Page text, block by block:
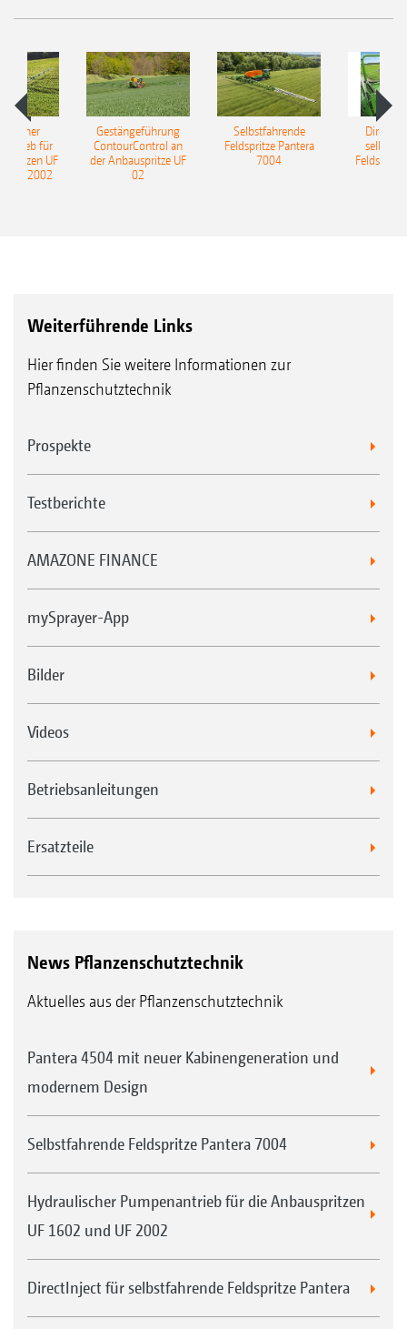
für
UF
UF 2002
Gestängeführung
ContourControl an
der Anbauspritze UF
02
Selbstfahrende
Feldspritze Pantera
7004
Weiterführende Links
Hier finden Sie weitere Informationen zur
Pflanzenschutztechnik
Prospekte
Testberichte
AMAZONE FINANCE
mySprayer-App
Bilder
Videos
Betriebsanleitungen
Ersatzteile
News Pflanzenschutztechnik
Aktuelles aus der Pflanzenschutztechnik
Pantera 4504 mit neuer Kabinengeneration und
modernem Design
Selbstfahrende Feldspritze Pantera 7004
Hydraulischer Pumpenantrieb für die Anbauspritzen
UF 1602 und UF 2002
DirectInject für selbstfahrende Feldspritze Pantera